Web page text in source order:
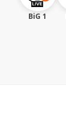
BiG 1